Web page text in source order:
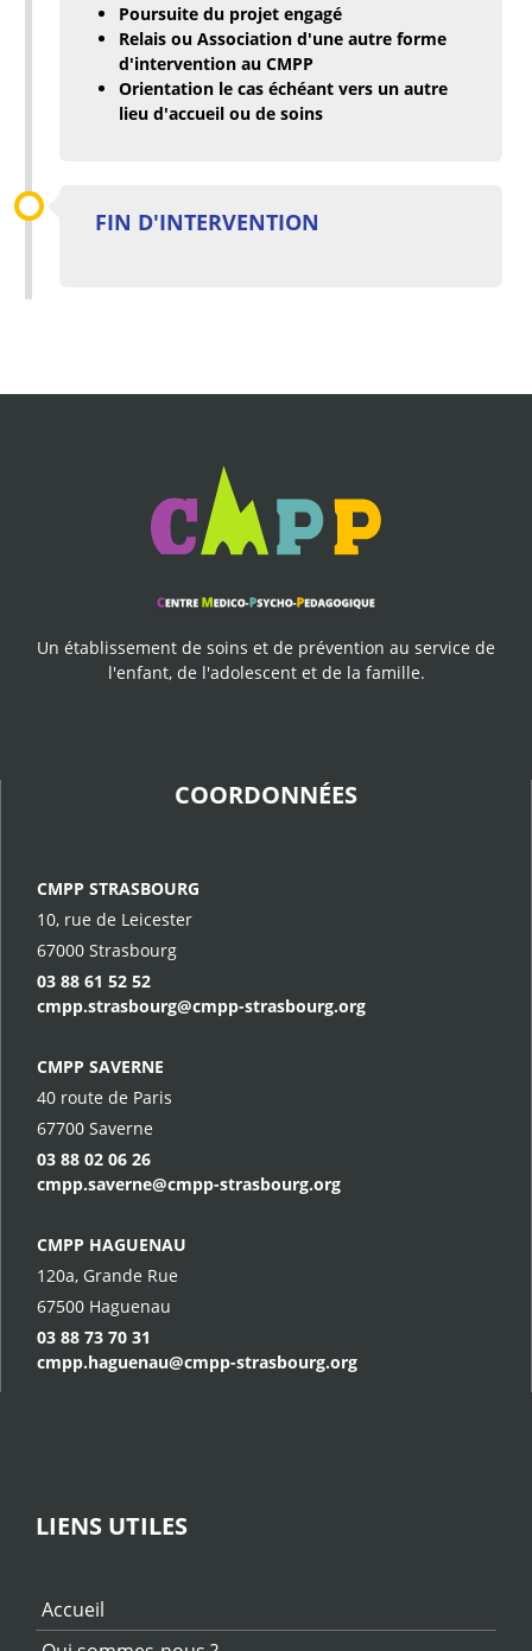
Poursuite du projet engagé
Relais ou Association d'une autre forme
d'intervention au CMPP
Orientation le cas échéant vers un autre
lieu d'accueil ou de soins
FIN D'INTERVENTION
Un établissement de soins et de prévention au service de
l'enfant, de l'adolescent et de la famille.
COORDONNÉES
CMPP STRASBOURG
10, rue de Leicester
67000 Strasbourg
03 88 61 52 52
cmpp.strasbourg@cmpp-strasbourg.org
CMPP SAVERNE
40 route de Paris
67700 Saverne
03 88 02 06 26
cmpp.saverne@cmpp-strasbourg.org
CMPP HAGUENAU
120a, Grande Rue
67500 Haguenau
03 88 73 70 31
cmpp.haguenau@cmpp-strasbourg.org
LIENS UTILES
Accueil